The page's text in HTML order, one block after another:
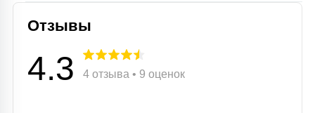
Отзывы
4.3 4 отзыва • 9 оценок